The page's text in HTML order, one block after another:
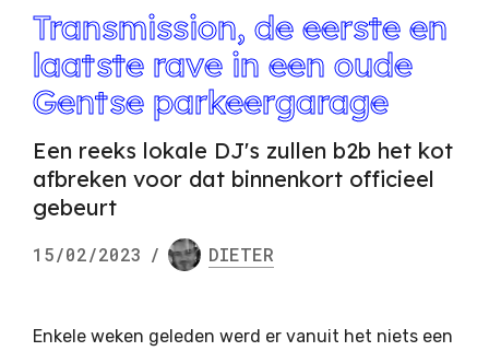
Transmission, de eerste en
laatste rave in een oude
Gentse parkeergarage
Een reeks lokale DJ's zullen b2b het kot
afbreken voor dat binnenkort officieel
gebeurt
15/02/2023 / DIETER
Enkele weken geleden werd er vanuit het niets een